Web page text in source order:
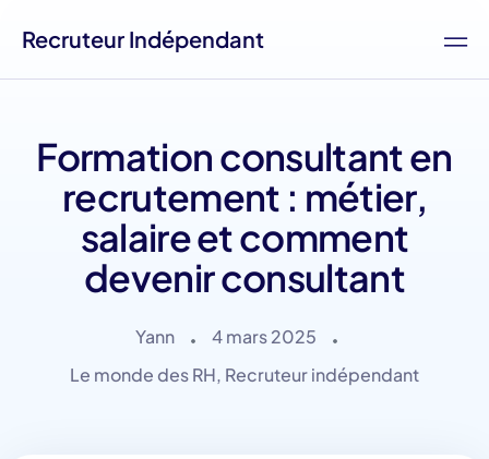
Recruteur Indépendant
Formation consultant en
recrutement : métier,
salaire et comment
devenir consultant
Yann
4 mars 2025
Le monde des RH, Recruteur indépendant